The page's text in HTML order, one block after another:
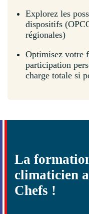
Explorez les
dispositifs
régionales)
Optimisez votre
participation
charge totale si
La
climaticien
Chefs !